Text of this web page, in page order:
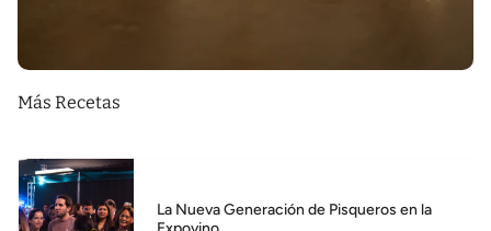
Más Recetas
La Nueva Generación de Pisqueros en la